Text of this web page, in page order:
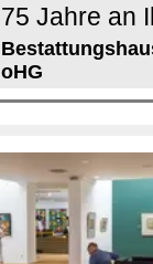
75 Jahre an
oHG